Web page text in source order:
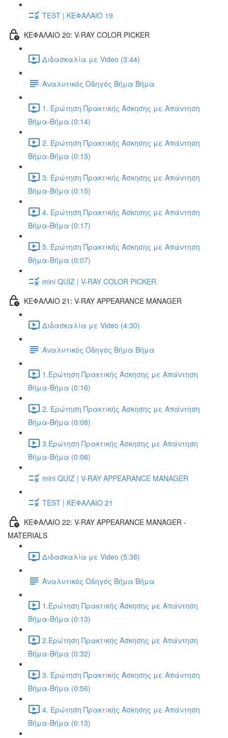
TEST | ΚΕΦΑΛΑΙΟ 19
ΚΕΦΑΛΑΙΟ 20: V-RAY COLOR PICKER
Διδασκαλία με Video (3:44)
Αναλυτικός Οδηγός Βήμα Βήμα
1. Ερώτηση Πρακτικής Άσκησης με Απάντηση
Βήμα-Βήμα (0:14)
2. Ερώτηση Πρακτικής Άσκησης με Απάντηση
Βήμα-Βήμα (0:13)
3. Ερώτηση Πρακτικής Άσκησης με Απάντηση
Βήμα-Βήμα (0:15)
4. Ερώτηση Πρακτικής Άσκησης με Απάντηση
Βήμα-Βήμα (0:17)
5. Ερώτηση Πρακτικής Άσκησης με Απάντηση
Βήμα-Βήμα (0:07)
mini QUIZ | V-RAY COLOR PICKER
ΚΕΦΑΛΑΙΟ 21: V-RAY APPEARANCE MANAGER
Διδασκαλία με Video (4:30)
Αναλυτικός Οδηγός Βήμα Βήμα
1.Ερώτηση Πρακτικής Άσκησης με Απάντηση
Βήμα-Βήμα (0:16)
2. Ερώτηση Πρακτικής Άσκησης με Απάντηση
Βήμα-Βήμα (0:08)
3.Ερώτηση Πρακτικής Άσκησης με Απάντηση
Βήμα-Βήμα (0:06)
mini QUIZ | V-RAY APPEARANCE MANAGER
TEST | ΚΕΦΑΛΑΙΟ 21
ΚΕΦΑΛΑΙΟ 22: V-RAY APPEARANCE MANAGER -
MATERIALS
Διδασκαλία με Video (5:38)
Αναλυτικός Οδηγός Βήμα Βήμα
1.Ερώτηση Πρακτικής Άσκησης με Απάντηση
Βήμα-Βήμα (0:13)
2.Ερώτηση Πρακτικής Άσκησης με Απάντηση
Βήμα-Βήμα (0:32)
3. Ερώτηση Πρακτικής Άσκησης με Απάντηση
Βήμα-Βήμα (0:56)
4. Ερώτηση Πρακτικής Άσκησης με Απάντηση
Βήμα-Βήμα (0:13)